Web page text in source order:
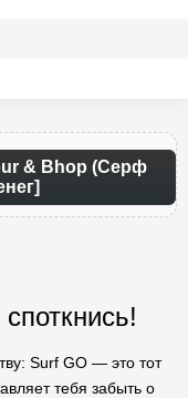
& Bhop (Серф
Surf GO — это тот
тебя забыть о